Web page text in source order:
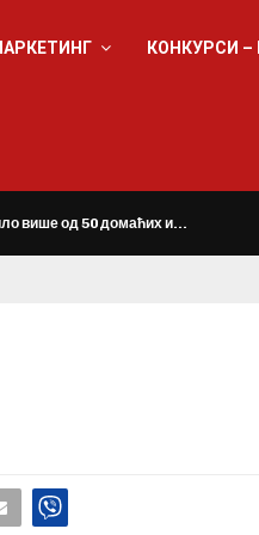
КОНКУРСИ
више од 50 домаћих и…